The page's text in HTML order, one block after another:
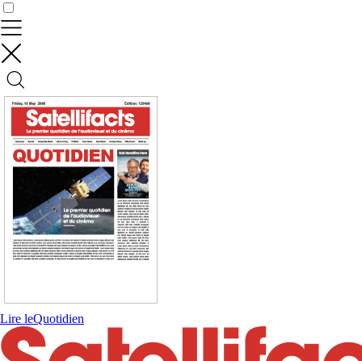
Lire leQuotidien
Contrôler vos données